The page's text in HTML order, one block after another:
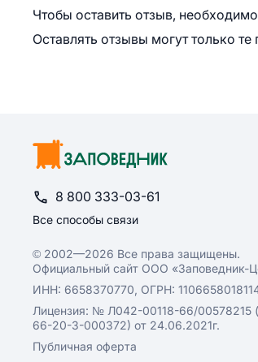
Чтобы оставить отзыв,
Оставлять отзывы могут только
8 800 333-03-61
Все способы связи
© 2002—2026 Все права защищены.
Официальный сайт ООО «Заповедник-
ИНН: 6658370770, ОГРН:
Лицензия: № Л042-00118-66/00578215
66-20-3-000372) от 24.06.2021г.
Публичная оферта